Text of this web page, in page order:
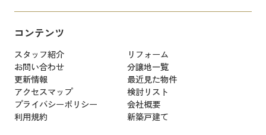
コンテンツ
スタッフ紹介
リフォーム
お問い合わせ
分譲地一覧
更新情報
最近見た物件
アクセスマップ
検討リスト
プライバシーポリシー
会社概要
利用規約
新築戸建て